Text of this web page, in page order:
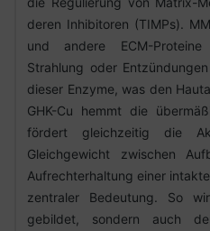
deren Inhibitoren (TIMPs).
und andere ECM-
Strahlung oder
dieser Enzyme, was den
GHK-Cu hemmt die
fördert gleichzeitig die
Gleichgewicht zwischen
Aufrechterhaltung einer
zentraler Bedeutung. So
gebildet, sondern auch